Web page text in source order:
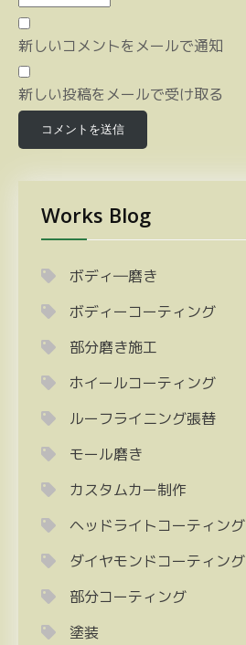
新しいコメントをメールで通知
新しい投稿をメールで受け取る
Works Blog
ボディ―磨き
ボディーコーティング
部分磨き施工
ホイールコーティング
ルーフライニング張替
モール磨き
カスタムカー制作
ヘッドライトコーティング
ダイヤモンドコーティング
部分コーティング
塗装